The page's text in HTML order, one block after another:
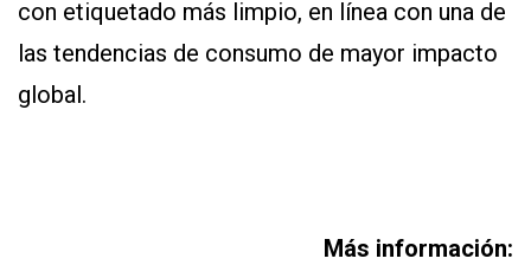
con etiquetado más limpio, en línea con una de
las tendencias de consumo de mayor impacto
global.
Más información: